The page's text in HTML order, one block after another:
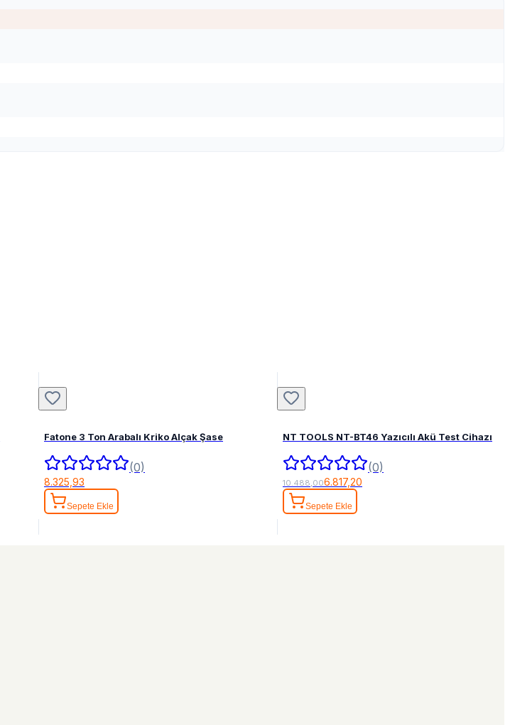
Fatone 3 Ton Arabalı Kriko Alçak Şase
(0)
8.325,93
Sepete Ekle
NT TOOLS NT-BT46 Yazıcılı Akü Test Cihazı
(0)
10.488,006.817,20
Sepete Ekle